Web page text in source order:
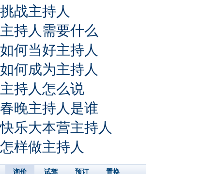
挑战主持人
主持人需要什么
如何当好主持人
如何成为主持人
主持人怎么说
春晚主持人是谁
快乐大本营主持人
怎样做主持人
询价 试驾 预订 置换